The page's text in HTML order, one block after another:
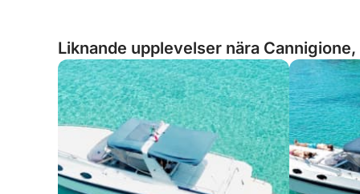
Liknande upplevelser nära Cannigione,